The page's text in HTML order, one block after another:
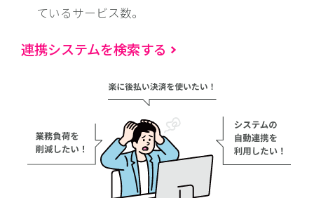
ているサービス数。
連携システムを検索する